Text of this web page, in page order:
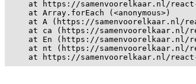
at https://samenvoorelkaar.nl/
    at Array.forEach (<anonymous>)
at A (https://samenvoorelkaar.nl/
at ca (https://samenvoorelkaar.nl/
at En (https://samenvoorelkaar.nl/
at nt (https://samenvoorelkaar.nl/
at https://samenvoorelkaar.nl/